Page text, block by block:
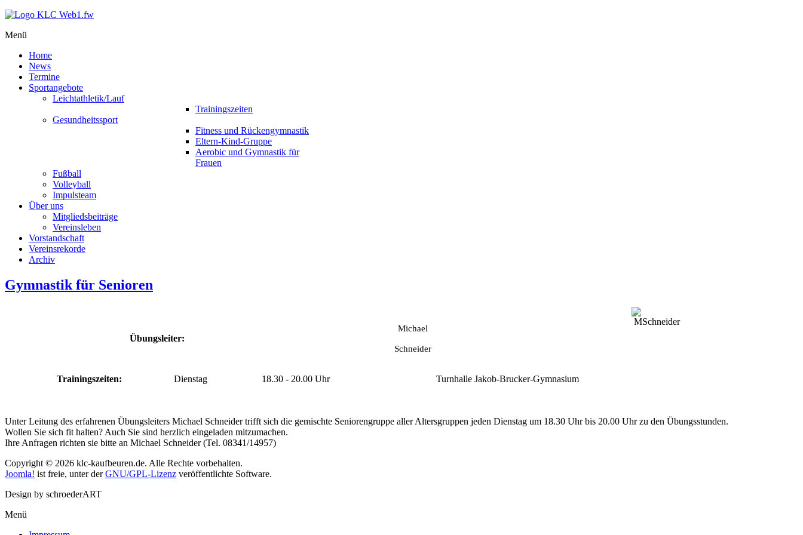
Menü
Home
News
Termine
Sportangebote
Leichtathletik/Lauf
Trainingszeiten
Gesundheitssport
Fitness und Rückengymnastik
Eltern-Kind-Gruppe
Aerobic und Gymnastik für
Frauen
Fußball
Volleyball
Impulsteam
Über uns
Mitgliedsbeiträge
Vereinsleben
Vorstandschaft
Vereinsrekorde
Archiv
Gymnastik für Senioren
Übungsleiter:
Michael
Schneider
Trainingszeiten: Dienstag 18.30 - 20.00 Uhr Turnhalle Jakob-Brucker-Gymnasium
Unter Leitung des erfahrenen Übungsleiters Michael Schneider trifft sich die gemischte Seniorengruppe aller Altersgruppen jeden Dienstag um 18.30 Uhr bis 20.00 Uhr zu den Übungsstunden.
Wollen Sie sich fit halten? Auch Sie sind herzlich eingeladen mitzumachen.
Ihre Anfragen richten sie bitte an Michael Schneider (Tel. 08341/14957)
Copyright © 2026 klc-kaufbeuren.de. Alle Rechte vorbehalten.
Joomla! ist freie, unter derGNU/GPL-Lizenz veröffentlichte Software.
Design by schroederART
Menü